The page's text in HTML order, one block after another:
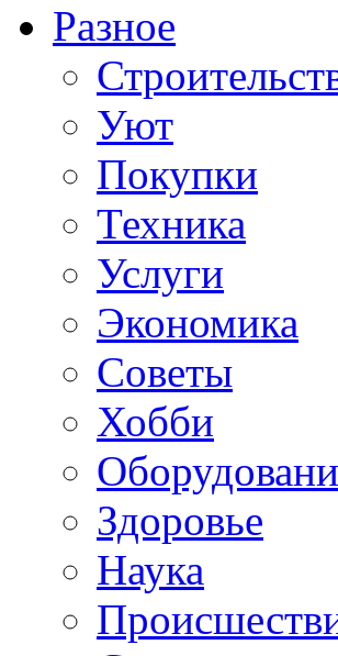
Разное
Уют
Покупки
Техника
Услуги
Экономика
Советы
Хобби
Здоровье
Наука